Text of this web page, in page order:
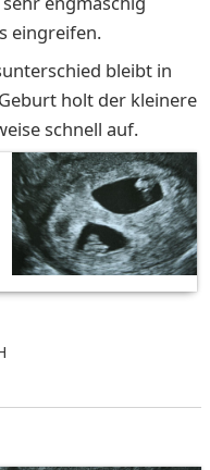
eingreifen.
bleibt in
holt der kleinere
schnell auf.